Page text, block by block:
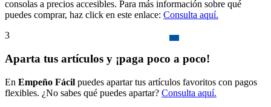
consolas a precios accesibles. Para más información sobre qué
puedes comprar, haz click en este enlace: Consulta aquí.
3
Aparta tus artículos y ¡paga poco a poco!
En Empeño Fácil puedes apartar tus artículos favoritos con pagos
flexibles. ¿No sabes qué puedes apartar? Consulta aquí.